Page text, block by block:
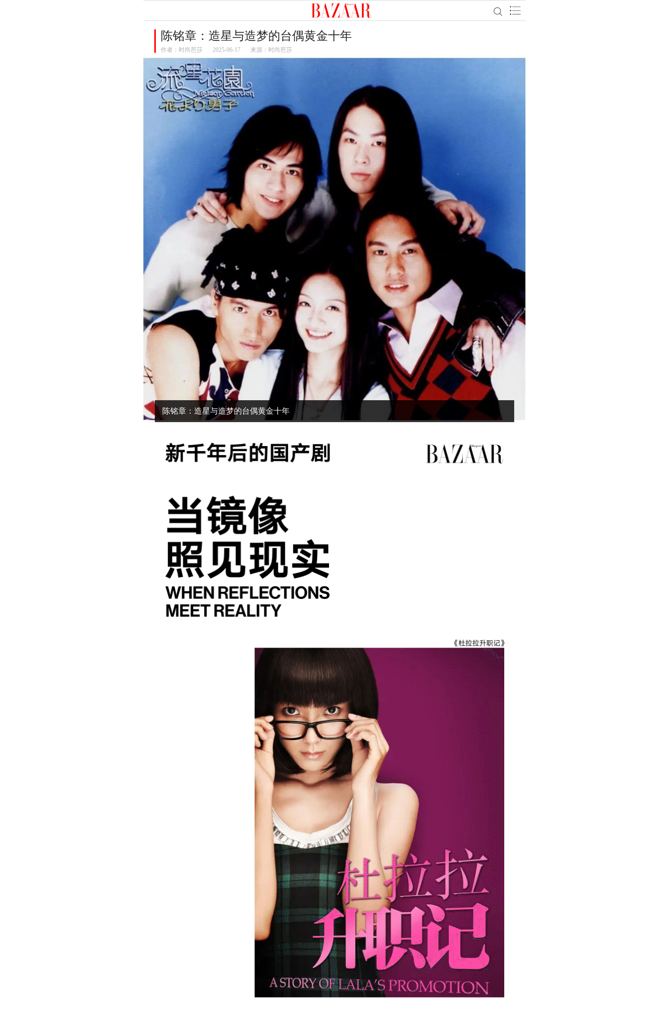
陈铭章：造星与造梦的台偶黄金十年
作者： 时尚芭莎 2025-06-17 来源：时尚芭莎
陈铭章：造星与造梦的台偶黄金十年